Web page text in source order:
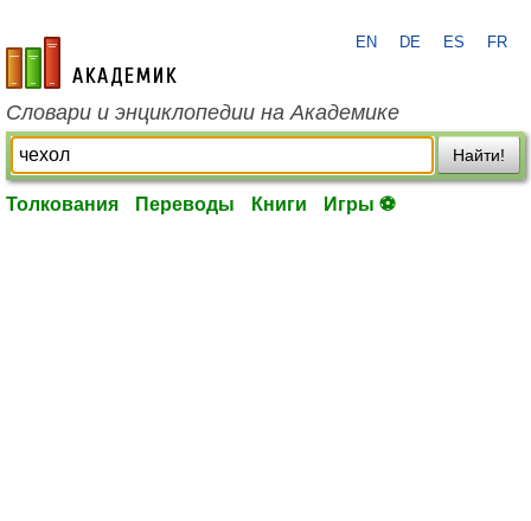
academic.ru
EN DE ES FR
Словари и энциклопедии на Академике
Найти!
Толкования Переводы Книги Игры ⚽